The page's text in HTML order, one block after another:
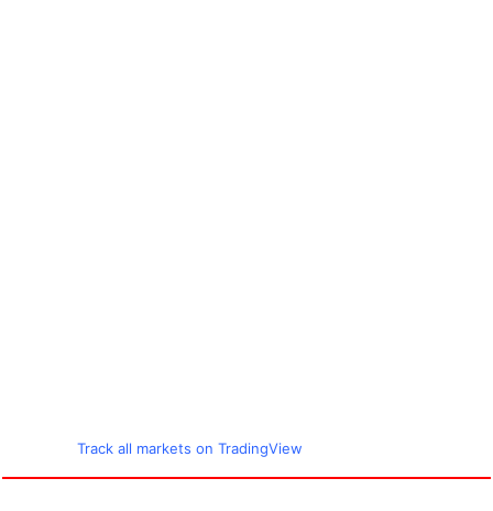
Track all markets on TradingView